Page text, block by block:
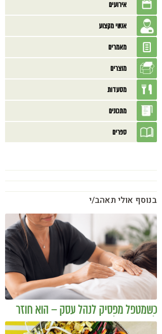
אירועים
אנשי מקצוע
מאמרים
מוצרים
מסעדות
מתכונים
ספרים
בנוסף אולי תאהב/י
כשמטפל מפסיק לנהל עסק – הוא חוזר
להיות מטפל